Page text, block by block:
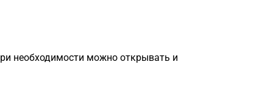
необходимости можно открывать и